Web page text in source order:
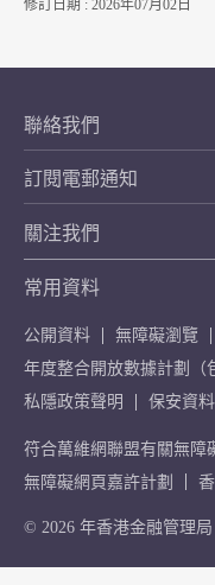
修訂日期 : 2026年07月02日
聯絡我們
訂閱電郵通知
關注我們
常用資料
公開資料
無障礙瀏覽
年度整合開放數據計劃（
私隱政策聲明
保安資料
符合萬維網聯盟有關無障
無障礙網頁嘉許計劃
© 2026 年香港金融管理局